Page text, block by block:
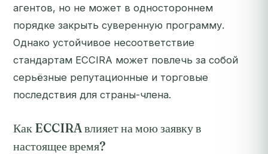
агентов, но не может в одностороннем
порядке закрыть суверенную программу.
Однако устойчивое несоответствие
стандартам ECCIRA может повлечь за собой
серьёзные репутационные и торговые
последствия для страны-члена.
Как ECCIRA влияет на мою заявку в
настоящее время?